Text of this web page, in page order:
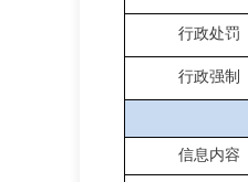
行政处罚
行政强制
信息内容